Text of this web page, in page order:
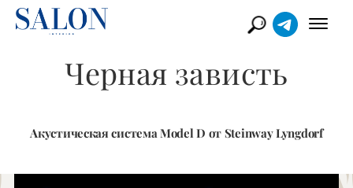
Черная зависть
Акустическая система Model D от Steinway Lyngdorf